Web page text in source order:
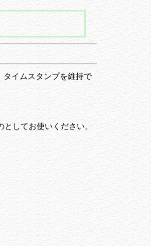
タイムスタンプを維持で
としてお使いください。